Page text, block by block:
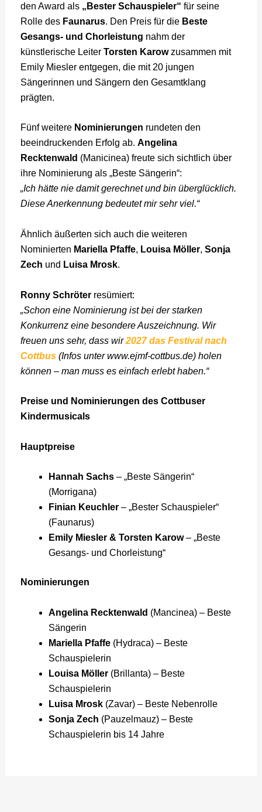
den Award als „Bester Schauspieler“ für seine
Rolle des Faunarus. Den Preis für die Beste
Gesangs- und Chorleistung nahm der
künstlerische Leiter Torsten Karowzusammen mit
Emily Miesler entgegen, die mit 20 jungen
Sängerinnen und Sängern den Gesamtklang
prägten.
Fünf weitere Nominierungen rundeten den
beeindruckenden Erfolg ab. Angelina
Recktenwald (Manicinea) freute sich sichtlich über
ihre Nominierung als „Beste Sängerin“:
„Ich hätte nie damit gerechnet und bin überglücklich.
Diese Anerkennung bedeutet mir sehr viel.“
Ähnlich äußerten sich auch die weiteren
Nominierten Mariella Pfaffe, Louisa Möller, Sonja
Zech und Luisa Mrosk.
Ronny Schröterresümiert:
„Schon eine Nominierung ist bei der starken
Konkurrenz eine besondere Auszeichnung. Wir
freuen uns sehr, dass wir2027 das Festival nach
Cottbus(Infos unter www.ejmf-cottbus.de) holen
können – man muss es einfach erlebt haben.“
Preise und Nominierungen des Cottbuser
Kindermusicals
Hauptpreise
Hannah Sachs– „Beste Sängerin“
(Morrigana)
Finian Keuchler– „Bester Schauspieler“
(Faunarus)
Emily Miesler & Torsten Karow– „Beste
Gesangs- und Chorleistung“
Nominierungen
Angelina Recktenwald (Mancinea) – Beste
Sängerin
Mariella Pfaffe(Hydraca) – Beste
Schauspielerin
Louisa Möller(Brillanta) – Beste
Schauspielerin
Luisa Mrosk(Zavar) – Beste Nebenrolle
Sonja Zech (Pauzelmauz) – Beste
Schauspielerin bis 14 Jahre